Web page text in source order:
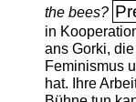
the bees?
in
ans Gorki,
Feminismus
hat. Ihre